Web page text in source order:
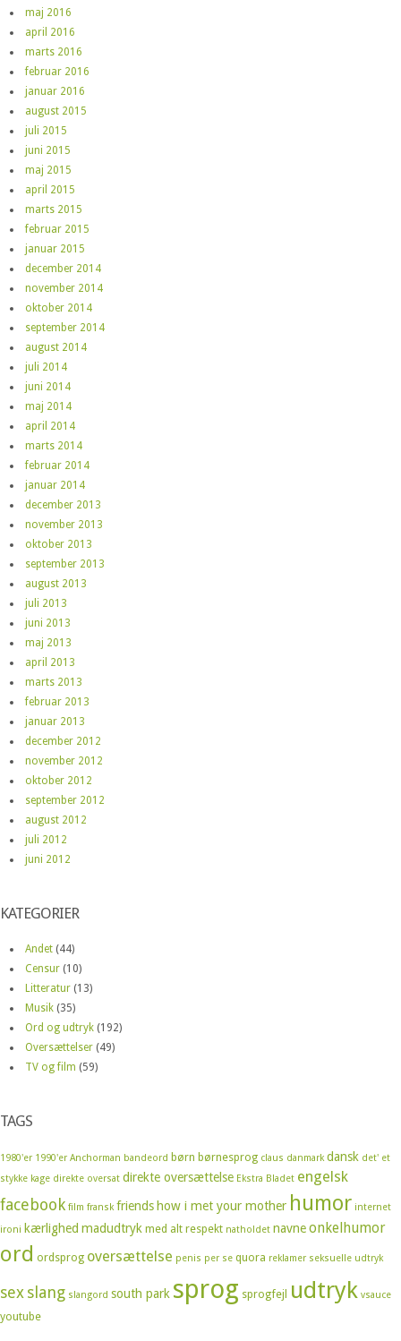
maj 2016
april 2016
marts 2016
februar 2016
januar 2016
august 2015
juli 2015
juni 2015
maj 2015
april 2015
marts 2015
februar 2015
januar 2015
december 2014
november 2014
oktober 2014
september 2014
august 2014
juli 2014
juni 2014
maj 2014
april 2014
marts 2014
februar 2014
januar 2014
december 2013
november 2013
oktober 2013
september 2013
august 2013
juli 2013
juni 2013
maj 2013
april 2013
marts 2013
februar 2013
januar 2013
december 2012
november 2012
oktober 2012
september 2012
august 2012
juli 2012
juni 2012
KATEGORIER
Andet (44)
Censur (10)
Litteratur (13)
Musik (35)
Ord og udtryk (192)
Oversættelser (49)
TV og film (59)
TAGS
1980'er 1990'er Anchorman bandeord børn børnesprog claus danmark dansk det' et
stykke kage direkte oversat direkte oversættelse Ekstra Bladet engelsk
facebook film fransk friends how i met your mother humor internet
ironi kærlighed madudtryk med alt respekt natholdet navneonkelhumor
ord ordsprog oversættelse penis per se quora reklamer seksuelle udtryk
sexslang slangord south park sprog sprogfejl udtryk vsauce
youtube